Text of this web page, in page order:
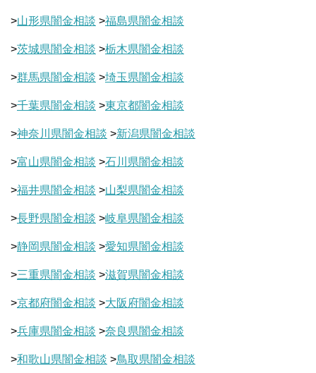
>山形県闇金相談 >福島県闇金相談
>茨城県闇金相談 >栃木県闇金相談
>群馬県闇金相談 >埼玉県闇金相談
>千葉県闇金相談 >東京都闇金相談
>神奈川県闇金相談 >新潟県闇金相談
>富山県闇金相談 >石川県闇金相談
>福井県闇金相談 >山梨県闇金相談
>長野県闇金相談 >岐阜県闇金相談
>静岡県闇金相談 >愛知県闇金相談
>三重県闇金相談 >滋賀県闇金相談
>京都府闇金相談 >大阪府闇金相談
>兵庫県闇金相談 >奈良県闇金相談
>和歌山県闇金相談 >鳥取県闇金相談